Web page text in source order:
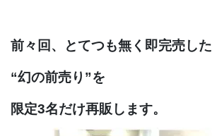
前々回、とてつも無く即完売した
“幻の前売り”を
限定3名だけ再販します。